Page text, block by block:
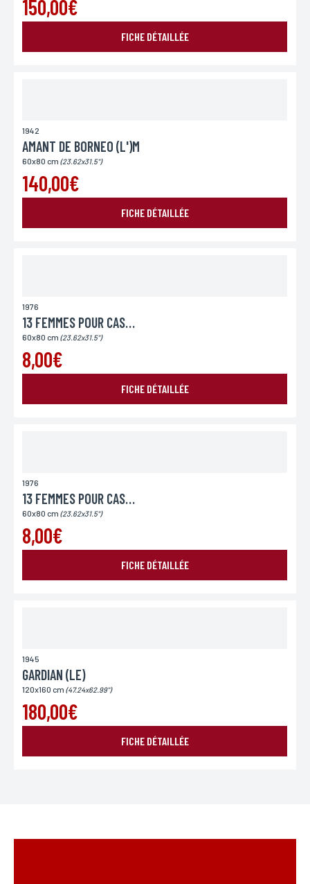
150,00€
FICHE DÉTAILLÉE
1942
AMANT DE BORNEO (L')M
60x80 cm (23.62x31.5")
140,00€
FICHE DÉTAILLÉE
1976
13 FEMMES POUR CASANOVA
60x80 cm (23.62x31.5")
8,00€
FICHE DÉTAILLÉE
1976
13 FEMMES POUR CASANOVA
60x80 cm (23.62x31.5")
8,00€
FICHE DÉTAILLÉE
1945
GARDIAN (LE)
120x160 cm (47.24x62.99")
180,00€
FICHE DÉTAILLÉE